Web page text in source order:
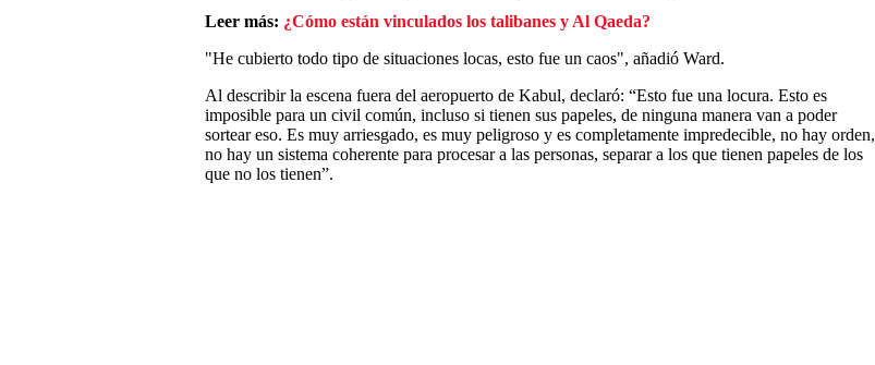
Leer más: ¿Cómo están vinculados los talibanes y Al Qaeda?
"He cubierto todo tipo de situaciones locas, esto fue un caos", añadió Ward.
Al describir la escena fuera del aeropuerto de Kabul, declaró: “Esto fue una locura. Esto es
imposible para un civil común, incluso si tienen sus papeles, de ninguna manera van a poder
sortear eso. Es muy arriesgado, es muy peligroso y es completamente impredecible, no hay orden,
no hay un sistema coherente para procesar a las personas, separar a los que tienen papeles de los
que no los tienen”.